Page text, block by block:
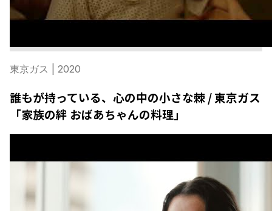
東京ガス | 2020
誰もが持っている、心の中の小さな棘 / 東京ガス
「家族の絆 おばあちゃんの料理」